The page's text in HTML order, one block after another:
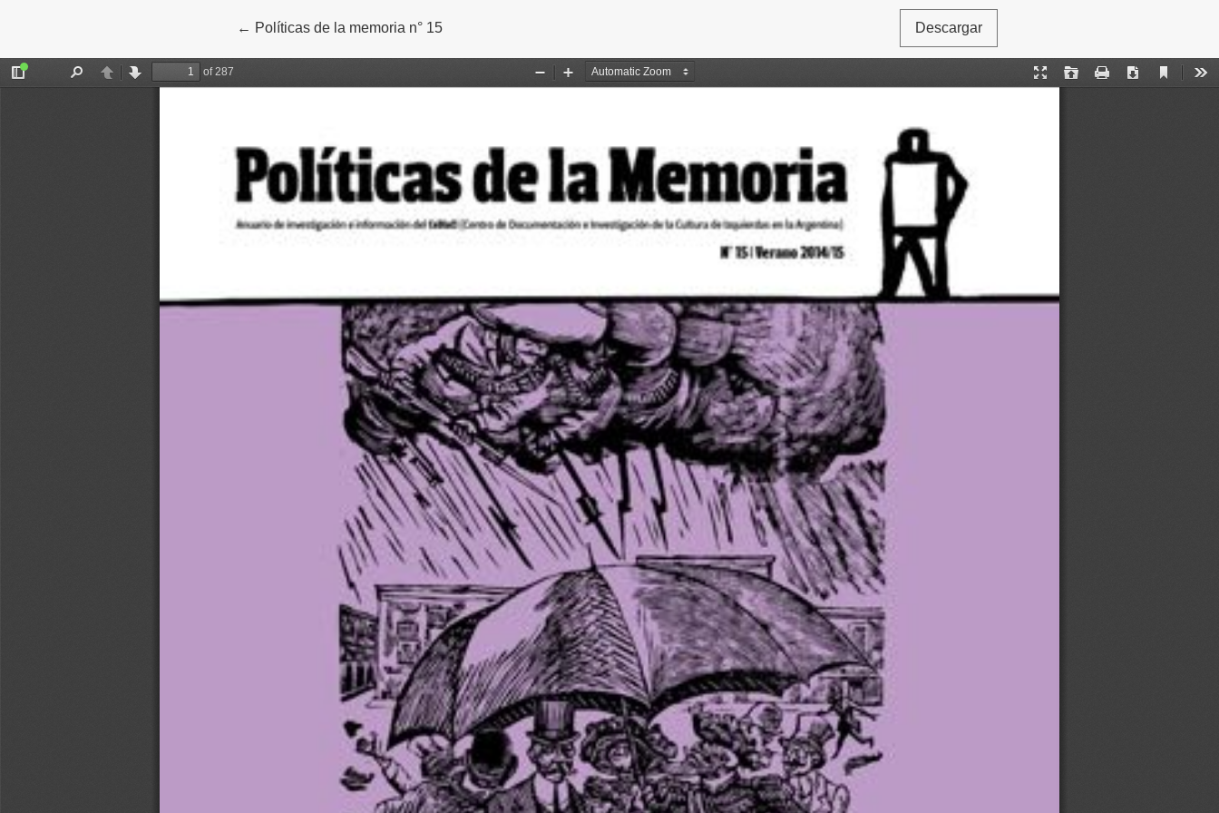
← Volver a los detalles del artículo
Políticas de la memoria n° 15 Descargar